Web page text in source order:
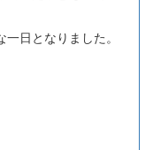
日となりました。